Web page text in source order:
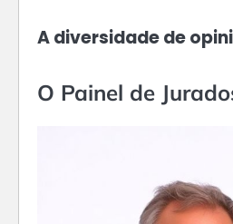
A diversidade de
O Painel de